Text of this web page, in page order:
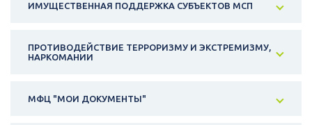
ИМУЩЕСТВЕННАЯ ПОДДЕРЖКА СУБЪЕКТОВ МСП
ПРОТИВОДЕЙСТВИЕ ТЕРРОРИЗМУ И ЭКСТРЕМИЗМУ,
НАРКОМАНИИ
МФЦ "МОИ ДОКУМЕНТЫ"